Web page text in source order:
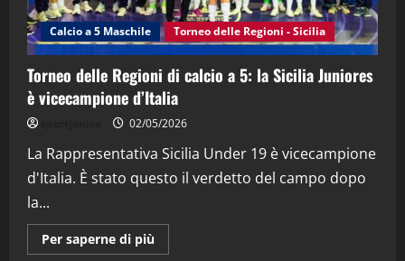
4
(Martedi 14 Aprile 2026)
15/04/2026
"SportEmpire" in Podcast
“SportEmpire” in Podcast: 26^ Puntata
08/04/2026
Calcio a 5 Maschile Torneo delle Regioni - Sicilia
Torneo delle Regioni di calcio a 5: la Sicilia Juniores
è vicecampione d’Italia
02/05/2026
La Rappresentativa Sicilia Under 19 è vicecampione
d'Italia. È stato questo il verdetto del campo dopo
la...
Per saperne di più
informazioni